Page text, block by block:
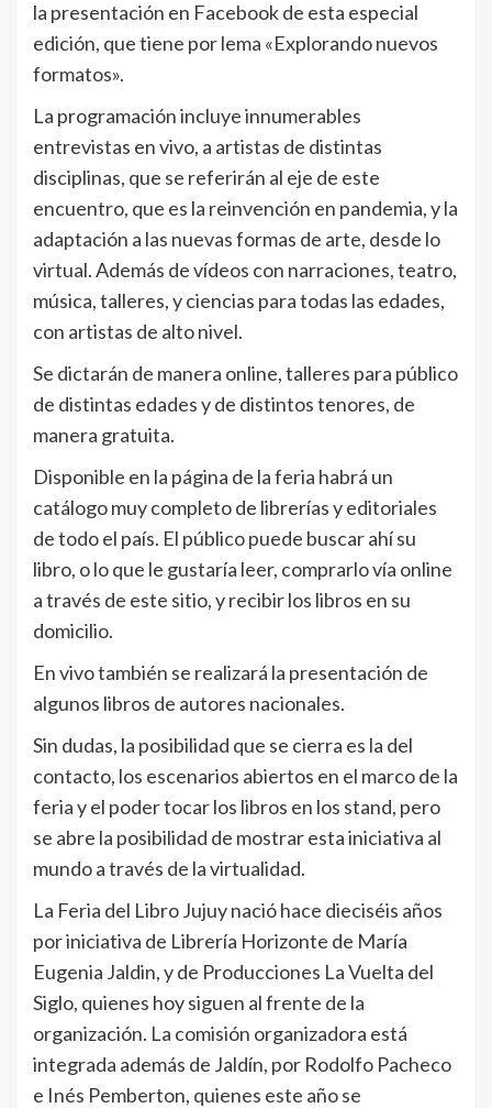
la presentación en Facebook de esta especial
edición, que tiene por lema «Explorando nuevos
formatos».
La programación incluye innumerables
entrevistas en vivo, a artistas de distintas
disciplinas, que se referirán al eje de este
encuentro, que es la reinvención en pandemia, y la
adaptación a las nuevas formas de arte, desde lo
virtual. Además de vídeos con narraciones, teatro,
música, talleres, y ciencias para todas las edades,
con artistas de alto nivel.
Se dictarán de manera online, talleres para público
de distintas edades y de distintos tenores, de
manera gratuita.
Disponible en la página de la feria habrá un
catálogo muy completo de librerías y editoriales
de todo el país. El público puede buscar ahí su
libro, o lo que le gustaría leer, comprarlo vía online
a través de este sitio, y recibir los libros en su
domicilio.
En vivo también se realizará la presentación de
algunos libros de autores nacionales.
Sin dudas, la posibilidad que se cierra es la del
contacto, los escenarios abiertos en el marco de la
feria y el poder tocar los libros en los stand, pero
se abre la posibilidad de mostrar esta iniciativa al
mundo a través de la virtualidad.
La Feria del Libro Jujuy nació hace dieciséis años
por iniciativa de Librería Horizonte de María
Eugenia Jaldin, y de Producciones La Vuelta del
Siglo, quienes hoy siguen al frente de la
organización. La comisión organizadora está
integrada además de Jaldín, por Rodolfo Pacheco
e Inés Pemberton, quienes este año se